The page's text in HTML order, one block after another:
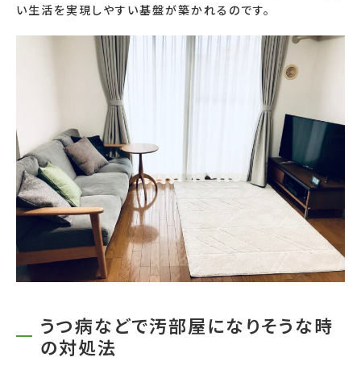
い生活を実現しやすい基盤が築かれるのです。
うつ病などで汚部屋になりそうな時
の対処法